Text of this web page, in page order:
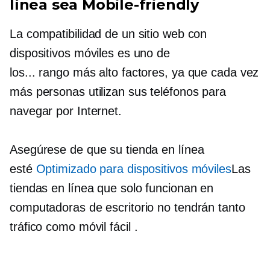
línea sea Mobile-friendly
La compatibilidad de un sitio web con
dispositivos móviles es uno de
los... rango más altofactores, ya que cada vez
más personas utilizan sus teléfonos para
navegar por Internet.
Asegúrese de que su tienda en línea
esté Optimizado para dispositivos móvilesLas
tiendas en línea que solo funcionan en
computadoras de escritorio no tendrán tanto
tráfico como móvil fácil .